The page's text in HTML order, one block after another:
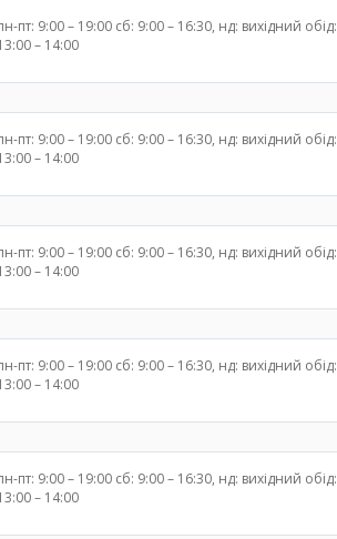
пт: 9:00 – 19:00 сб: 9:00 – 16:30, нд: вихідний обід:
– 14:00
пт: 9:00 – 19:00 сб: 9:00 – 16:30, нд: вихідний обід:
– 14:00
пт: 9:00 – 19:00 сб: 9:00 – 16:30, нд: вихідний обід:
– 14:00
пт: 9:00 – 19:00 сб: 9:00 – 16:30, нд: вихідний обід:
– 14:00
пт: 9:00 – 19:00 сб: 9:00 – 16:30, нд: вихідний обід:
– 14:00